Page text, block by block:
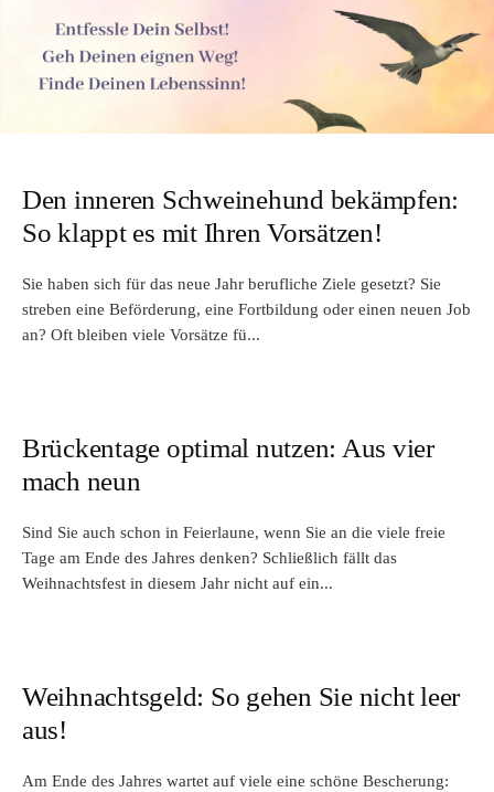
Den inneren Schweinehund bekämpfen:
So klappt es mit Ihren Vorsätzen!
Sie haben sich für das neue Jahr berufliche Ziele gesetzt? Sie
streben eine Beförderung, eine Fortbildung oder einen neuen Job
an? Oft bleiben viele Vorsätze fü...
Brückentage optimal nutzen: Aus vier
mach neun
Sind Sie auch schon in Feierlaune, wenn Sie an die viele freie
Tage am Ende des Jahres denken? Schließlich fällt das
Weihnachtsfest in diesem Jahr nicht auf ein...
Weihnachtsgeld: So gehen Sie nicht leer
aus!
Am Ende des Jahres wartet auf viele eine schöne Bescherung: